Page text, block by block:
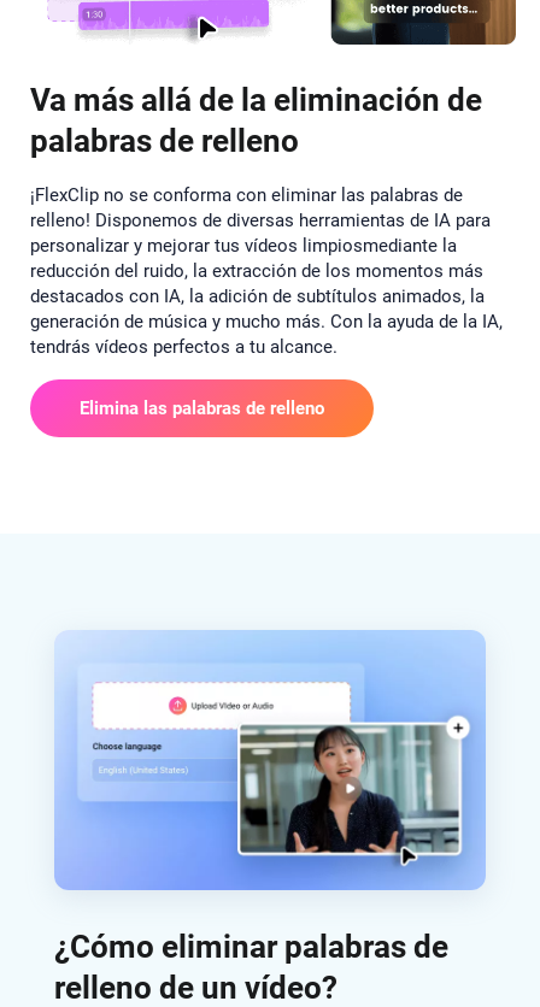
Va más allá de la eliminación de
palabras de relleno
¡FlexClip no se conforma con eliminar las palabras de
relleno! Disponemos de diversas herramientas de IA para
personalizar y mejorar tus vídeos limpiosmediante la
reducción del ruido, la extracción de los momentos más
destacados con IA, la adición de subtítulos animados, la
generación de música y mucho más. Con la ayuda de la IA,
tendrás vídeos perfectos a tu alcance.
Elimina las palabras de relleno
¿Cómo eliminar palabras de
relleno de un vídeo?